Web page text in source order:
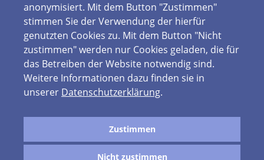
anonymisiert. Mit dem Button "Zustimmen"
stimmen Sie der Verwendung der hierfür
genutzten Cookies zu. Mit dem Button "Nicht
zustimmen" werden nur Cookies geladen, die für
das Betreiben der Website notwendig sind.
Weitere Informationen dazu finden sie in
unserer Datenschutzerklärung.
Zustimmen
Nicht zustimmen